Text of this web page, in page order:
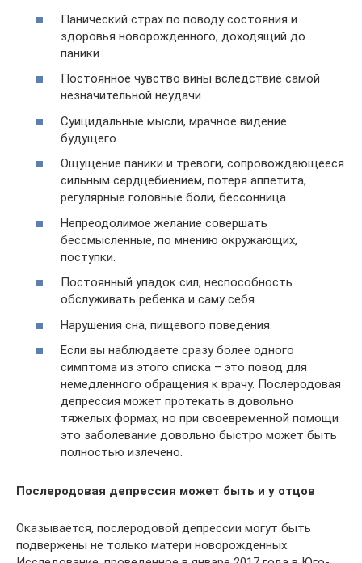
Панический страх по поводу состояния и
здоровья новорожденного, доходящий до
паники.
Постоянное чувство вины вследствие самой
незначительной неудачи.
Суицидальные мысли, мрачное видение
будущего.
Ощущение паники и тревоги, сопровождающееся
сильным сердцебиением, потеря аппетита,
регулярные головные боли, бессонница.
Непреодолимое желание совершать
бессмысленные, по мнению окружающих,
поступки.
Постоянный упадок сил, неспособность
обслуживать ребенка и саму себя.
Нарушения сна, пищевого поведения.
Если вы наблюдаете сразу более одного
симптома из этого списка – это повод для
немедленного обращения к врачу. Послеродовая
депрессия может протекать в довольно
тяжелых формах, но при своевременной помощи
это заболевание довольно быстро может быть
полностью излечено.
Послеродовая депрессия может быть и у отцов
Оказывается, послеродовой депрессии могут быть
подвержены не только матери новорожденных.